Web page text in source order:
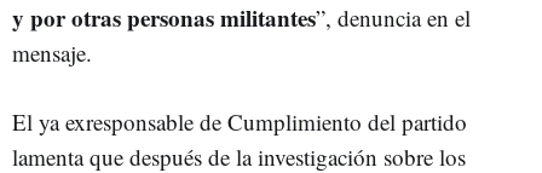
y por otras personas militantes”, denuncia en el
mensaje.
El ya exresponsable de Cumplimiento del partido
lamenta que después de la investigación sobre los